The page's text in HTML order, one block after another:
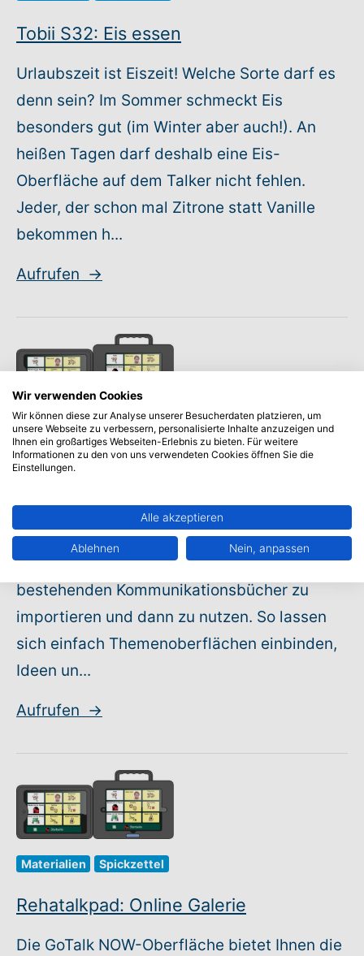
Tobii S32: Eis essen
Urlaubszeit ist Eiszeit! Welche Sorte darf es
denn sein? Im Sommer schmeckt Eis
besonders gut (im Winter aber auch!). An
heißen Tagen darf deshalb eine Eis-
Oberfläche auf dem Talker nicht fehlen.
Jeder, der schon mal Zitrone statt Vanille
bekommen h...
Aufrufen →
Service Spickzettel Spickzettel: Talk Pads
Rehatalkpad: Online Galerie
Die GoTalk NOW-Oberfläche bietet Ihnen die
Möglichkeit, Oberflächen anderer Nutzer aus
der Online-Galerie einfach in Ihre
bestehenden Kommunikationsbücher zu
importieren und dann zu nutzen. So lassen
sich einfach Themenoberflächen einbinden,
Ideen un...
Aufrufen →
Materialien Spickzettel
Rehatalkpad: Online Galerie
Die GoTalk NOW-Oberfläche bietet Ihnen die
Wir verwenden Cookies
Wir können diese zur Analyse unserer Besucherdaten platzieren, um
unsere Webseite zu verbessern, personalisierte Inhalte anzuzeigen und
Ihnen ein großartiges Webseiten-Erlebnis zu bieten. Für weitere
Informationen zu den von uns verwendeten Cookies öffnen Sie die
Einstellungen.
Alle akzeptieren
Ablehnen Nein, anpassen